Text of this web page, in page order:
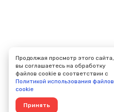
Продолжая просмотр этого сайта,
вы соглашаетесь на обработку
файлов cookie в соответствии с
Политикой использования файлов
cookie
Принять